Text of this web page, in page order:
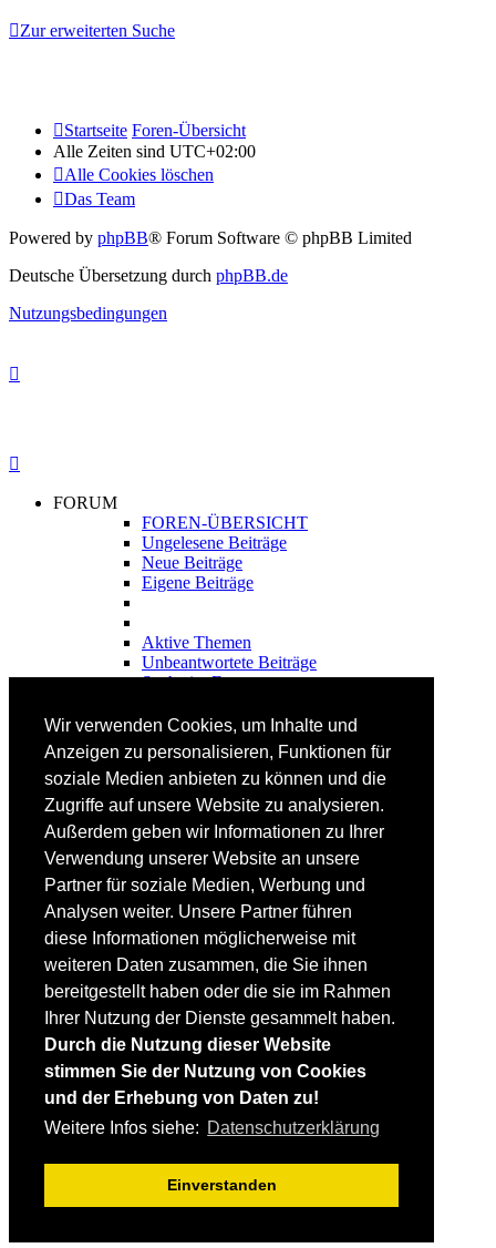
Wir verwenden Cookies, um Inhalte und
Anzeigen zu personalisieren, Funktionen für
soziale Medien anbieten zu können und die
Zugriffe auf unsere Website zu analysieren.
Außerdem geben wir Informationen zu Ihrer
Verwendung unserer Website an unsere
Partner für soziale Medien, Werbung und
Analysen weiter. Unsere Partner führen
diese Informationen möglicherweise mit
weiteren Daten zusammen, die Sie ihnen
bereitgestellt haben oder die sie im Rahmen
Ihrer Nutzung der Dienste gesammelt haben.
Durch die Nutzung dieser Website
stimmen Sie der Nutzung von Cookies
und der Erhebung von Daten zu!
Weitere Infos siehe: Datenschutzerklärung
Einverstanden
Zur erweiterten Suche
Startseite Foren-Übersicht
Alle Zeiten sind UTC+02:00
Alle Cookies löschen
Das Team
Powered by phpBB® Forum Software © phpBB Limited
Deutsche Übersetzung durch phpBB.de
Nutzungsbedingungen
FORUM
FOREN-ÜBERSICHT
Ungelesene Beiträge
Neue Beiträge
Eigene Beiträge
Aktive Themen
Unbeantwortete Beiträge
Suche im Forum
FAHRTECHNIK
Fortgeschrittene
Lehrplan
Videoanalyse
SKI
SKITEST
Ski-FAQ
Tipps Ski-Kauf
Ski-Typen
Skishops
EQUIPMENT
Skibekleidung
Skischuhe
Bootfitting
Skihelme
Skiservice selbst
Impressum / Datenschutz
Mediadaten